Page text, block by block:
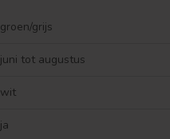
groen/grijs
juni tot augustus
wit
ja